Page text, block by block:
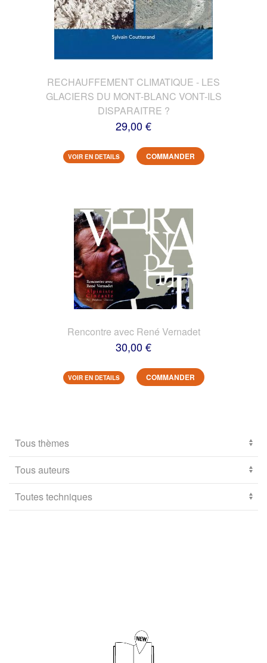
RECHAUFFEMENT CLIMATIQUE - LES
GLACIERS DU MONT-BLANC VONT-ILS
DISPARAITRE ?
29,00 €
VOIR EN DETAILS COMMANDER
Rencontre avec René Vernadet
30,00 €
VOIR EN DETAILS COMMANDER